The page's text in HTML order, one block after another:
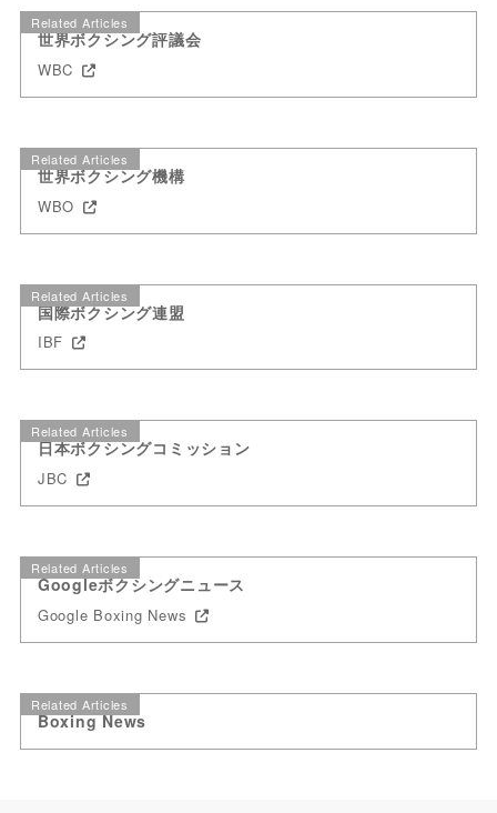
Related Articles
世界ボクシング評議会
WBC
Related Articles
世界ボクシング機構
WBO
Related Articles
国際ボクシング連盟
IBF
Related Articles
日本ボクシングコミッション
JBC
Related Articles
Googleボクシングニュース
Google Boxing News
Related Articles
Boxing News